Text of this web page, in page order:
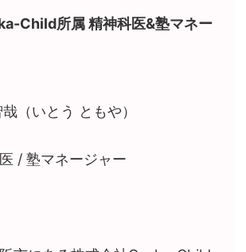
Child所属 精神科医&塾マネー
（いとう ともや）
/ 塾マネージャー